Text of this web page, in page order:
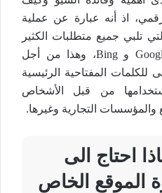
اذ أنه عبارة عن عملية
تلبي جميع متطلبات الكثير
من محركات البحث مثل Google و Bing، وهذا من أجل
للكلمات المفتاحية الرئيسية
من قبل الأشخاص
والمؤسسات التجارية وغيرها.
احتاج الى
الموقع الخاص